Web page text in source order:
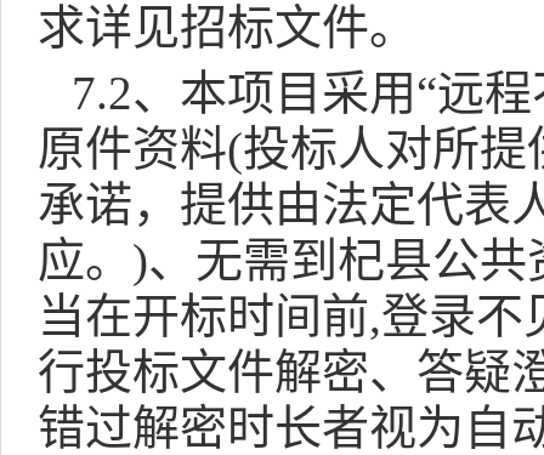
求详见招标文件。
7.2、本项目采用“远
原件资料(投标人对所
承诺，提供由法定代表
应。 )、无需到杞县公
当在开标时间前,登录不
行投标文件解密、答疑
错过解密时长者视为自